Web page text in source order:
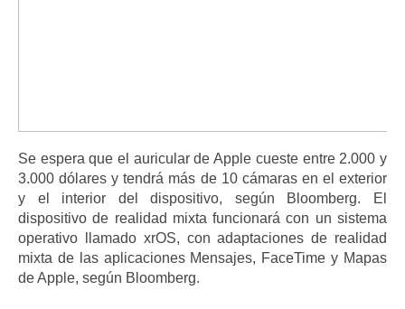
Se espera que el auricular de Apple cueste entre 2.000 y
3.000 dólares y tendrá más de 10 cámaras en el exterior
y el interior del dispositivo, según Bloomberg. El
dispositivo de realidad mixta funcionará con un sistema
operativo llamado xrOS, con adaptaciones de realidad
mixta de las aplicaciones Mensajes, FaceTime y Mapas
de Apple, según Bloomberg.